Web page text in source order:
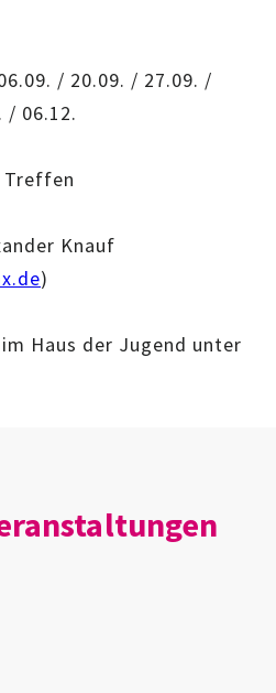
UNS
TEAM
/ 20.09. / 27.09. /
/ 06.12.
Treffen
Knauf
)
Haus der Jugend unter